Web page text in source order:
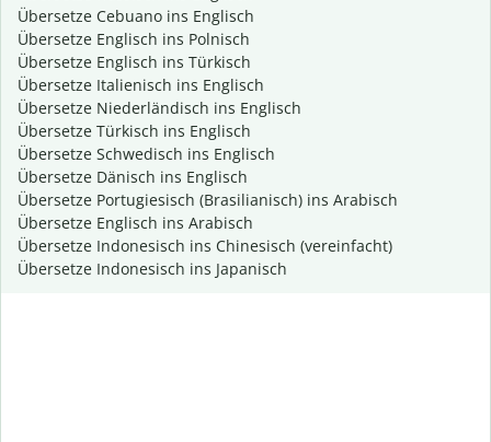
Übersetze Cebuano ins Englisch
Übersetze Englisch ins Polnisch
Übersetze Englisch ins Türkisch
Übersetze Italienisch ins Englisch
Übersetze Niederländisch ins Englisch
Übersetze Türkisch ins Englisch
Übersetze Schwedisch ins Englisch
Übersetze Dänisch ins Englisch
Übersetze Portugiesisch (Brasilianisch) ins Arabisch
Übersetze Englisch ins Arabisch
Übersetze Indonesisch ins Chinesisch (vereinfacht)
Übersetze Indonesisch ins Japanisch